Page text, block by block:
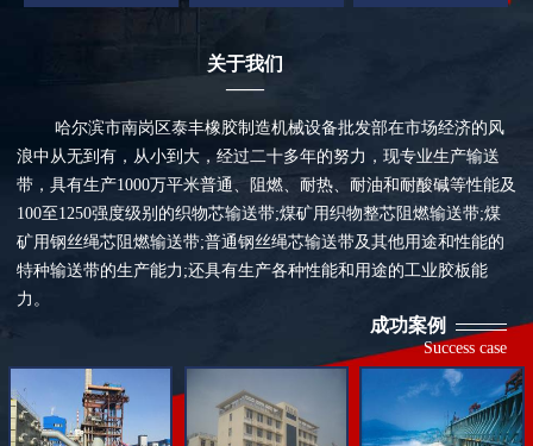
关于我们
——
哈尔滨市南岗区泰丰橡胶制造机械设备批发部在市场经济的风
浪中从无到有，从小到大，经过二十多年的努力，现专业生产输送
带，具有生产1000万平米普通、阻燃、耐热、耐油和耐酸碱等性能及
100至1250强度级别的织物芯输送带;煤矿用织物整芯阻燃输送带;煤
矿用钢丝绳芯阻燃输送带;普通钢丝绳芯输送带及其他用途和性能的
特种输送带的生产能力;还具有生产各种性能和用途的工业胶板能
力。
成功案例
Success case